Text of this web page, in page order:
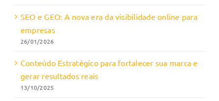
SEO e GEO: A nova era da visibilidade online para
empresas
26/01/2026
Conteúdo Estratégico para fortalecer sua marca e
gerar resultados reais
13/10/2025